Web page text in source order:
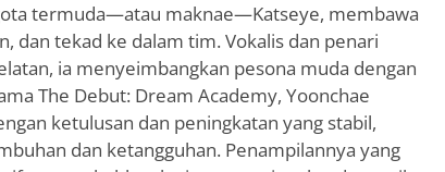
termuda—atau maknae—Katseye, membawa
dan tekad ke dalam tim. Vokalis dan penari
ia menyeimbangkan pesona muda dengan
The Debut: Dream Academy, Yoonchae
ketulusan dan peningkatan yang stabil,
dan ketangguhan. Penampilannya yang